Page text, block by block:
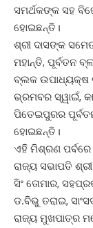
ସମର୍ଥକଙ୍କ ସହ
ହୋଇଛନ୍ତି।
ଶ୍ରୀ ଦାସଙ୍କ
ମହାନ୍ତି, ପୂର୍ବତନ
ବ୍ଲକ ଉପାଧ୍ୟକ୍ଷ
ଭ୍ରମବର ସ୍ୱାଇଁ,
ପିତେଇପୁରର
ହୋଇଛନ୍ତି।
ଏହି ମିଶ୍ରଣ
ରାଜ୍ୟ ସଭାପତି
ସିଂ ତୋମାର,
ଡ.ବିଭୁ ତରାଇ,
ରାଜ୍ୟ ମୁଖପାତ୍ର